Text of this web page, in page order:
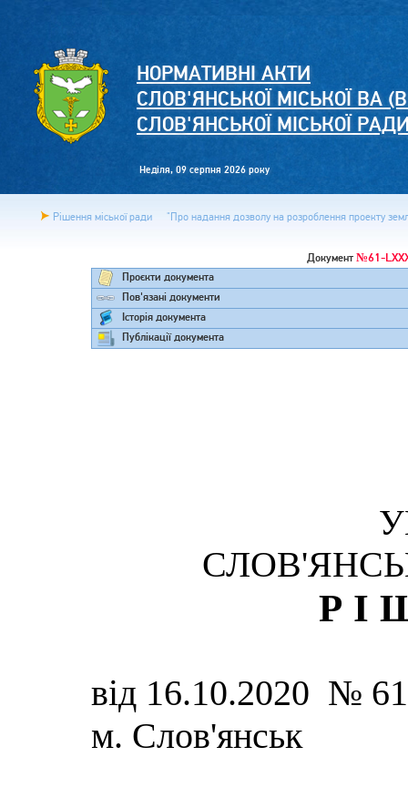
НОРМАТИВНІ АКТИ
СЛОВ'ЯНСЬКОЇ МІСЬКОЇ ВА
СЛОВ'ЯНСЬКОЇ МІСЬКОЇ
Неділя, 09 серпня 2026 року
Рішення міської ради "Про надання дозволу на розроблення проекту
Документ№61-
Проєкти документа
Пов'язані документи
Історія документа
Публікації документа
від 16.10.2020 №
м. Слов'янськ